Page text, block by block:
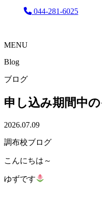
044-281-6025
MENU
Blog
ブログ
申し込み期間中
2026.07.09
調布校ブログ
こんにちは～
ゆずです